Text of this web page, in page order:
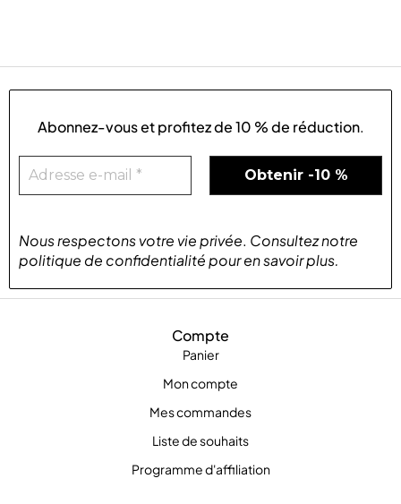
Compte
Panier
Mon compte
Mes commandes
Liste de souhaits
Programme d'affiliation
Abonnez-vous et profitez de10 % de réduction.
Nous respectons votre vie privée. Consultez notre
politique de confidentialitépouren savoir plus.